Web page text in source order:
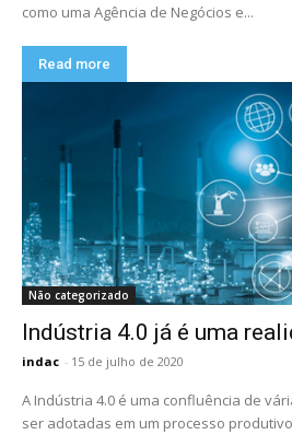
como uma Agência de Negócios e...
Read more
Não categorizado
Indústria 4.0 já é uma
indac - 15 de julho de 2020
A Indústria 4.0 é uma confluência de
ser adotadas em um processo